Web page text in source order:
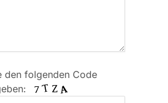
den folgenden Code